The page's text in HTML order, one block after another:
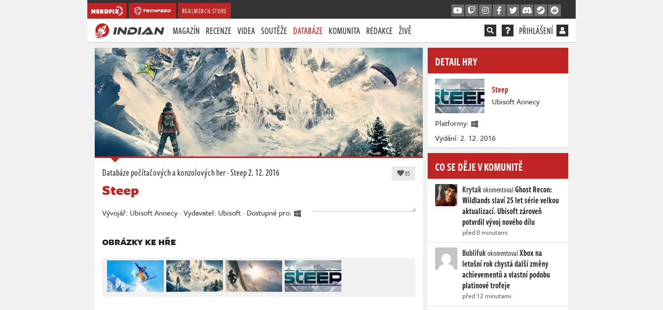
REALMERCH.STORE
MAGAZÍN RECENZE VIDEA SOUTĚŽE DATABÁZE KOMUNITA REDAKCE ŽIVĚ PŘIHLÁŠENÍ
Databáze počítačových a konzolových her·Steep2. 12. 2016 85
Steep
Vývojář: Ubisoft Annecy · Vydavatel: Ubisoft · Dostupné pro:
OBRÁZKY KE HŘE
DETAIL HRY
Steep
Ubisoft Annecy
Platformy:
Vydání: 2. 12. 2016
CO SE DĚJE V KOMUNITĚ
KrytakokomentovalGhost Recon:
Wildlands slaví 25 let série velkou
aktualizací. Ubisoft zároveň
potvrdil vývoj nového dílu
před 8 minutami
BublifukokomentovalXbox na
letošní rok chystá další změny
achievementů a vlastní podobu
platinové trofeje
před 12 minutami